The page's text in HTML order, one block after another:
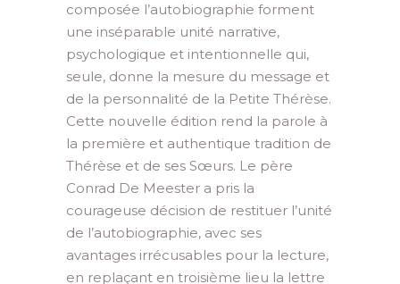
composée l’autobiographie forment
une inséparable unité narrative,
psychologique et intentionnelle qui,
seule, donne la mesure du message et
de la personnalité de la Petite Thérèse.
Cette nouvelle édition rend la parole à
la première et authentique tradition de
Thérèse et de ses Sœurs. Le père
Conrad De Meester a pris la
courageuse décision de restituer l’unité
de l’autobiographie, avec ses
avantages irrécusables pour la lecture,
en replaçant en troisième lieu la lettre